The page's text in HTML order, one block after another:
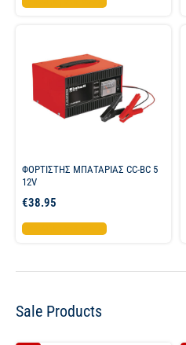
ΦΟΡΤΙΣΤΗΣ ΜΠΑΤΑΡΙΑΣ CC-BC 5
12V
€38.95
Προσθήκη στο καλάθι
Sale Products